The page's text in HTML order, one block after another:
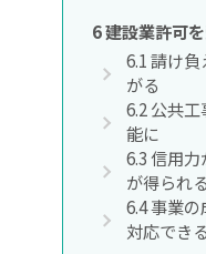
6建設業許可
6.1請け負
がる
6.2公共工
能に
6.3信用力
が得られる
6.4事業の
対応できる